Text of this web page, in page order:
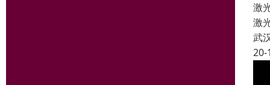
激
激
武
20-